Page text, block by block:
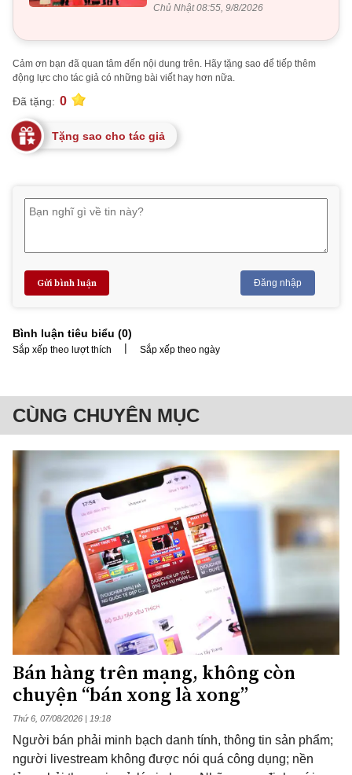
Chủ Nhật 08:55, 9/8/2026
Cảm ơn bạn đã quan tâm đến nội dung trên. Hãy tặng sao để tiếp thêm
động lực cho tác giả có những bài viết hay hơn nữa.
Đã tặng: 0
Tặng sao cho tác giả
Gửi bình luận Đăng nhập
Bình luận tiêu biểu (0)
Sắp xếp theo lượt thích | Sắp xếp theo ngày
CÙNG CHUYÊN MỤC
Bán hàng trên mạng, không còn
chuyện “bán xong là xong”
Thứ 6, 07/08/2026 | 19:18
Người bán phải minh bạch danh tính, thông tin sản phẩm;
người livestream không được nói quá công dụng; nền